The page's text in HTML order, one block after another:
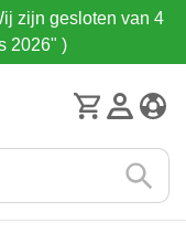
zijn gesloten van 4
2026" )